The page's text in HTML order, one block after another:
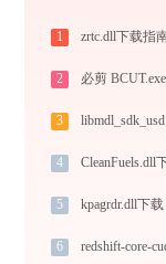
1
2
3
4 CleanFuels.dll
5 kpagrdr.dll下载
6 redshift-core-